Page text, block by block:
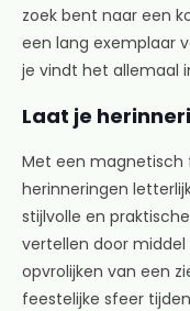
zoek bent naar een
een lang exemplaar
je vindt het allemaal
Laat je
Met een magnetisch
herinneringen
stijlvolle en
vertellen door
opvrolijken van een
feestelijke sfeer